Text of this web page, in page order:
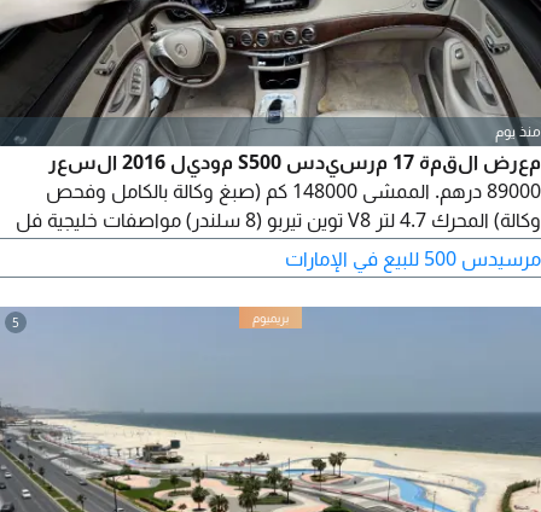
منذ يوم
معرض القمة 17 مرسيدس S500 موديل 2016 السعر
89000 درهم. الممشى 148000 كم (صبغ وكالة بالكامل وفحص
وكالة) المحرك 4.7 لتر V8 توين تيربو (8 سلندر) مواصفات خليجية فل
مصابيح LED ذكية، دخول ذكي وتشغيل بالبصمة، واغلاق كهربائي ناعم
للأبواب
مرسيدس 500 للبيع في الإمارات
5